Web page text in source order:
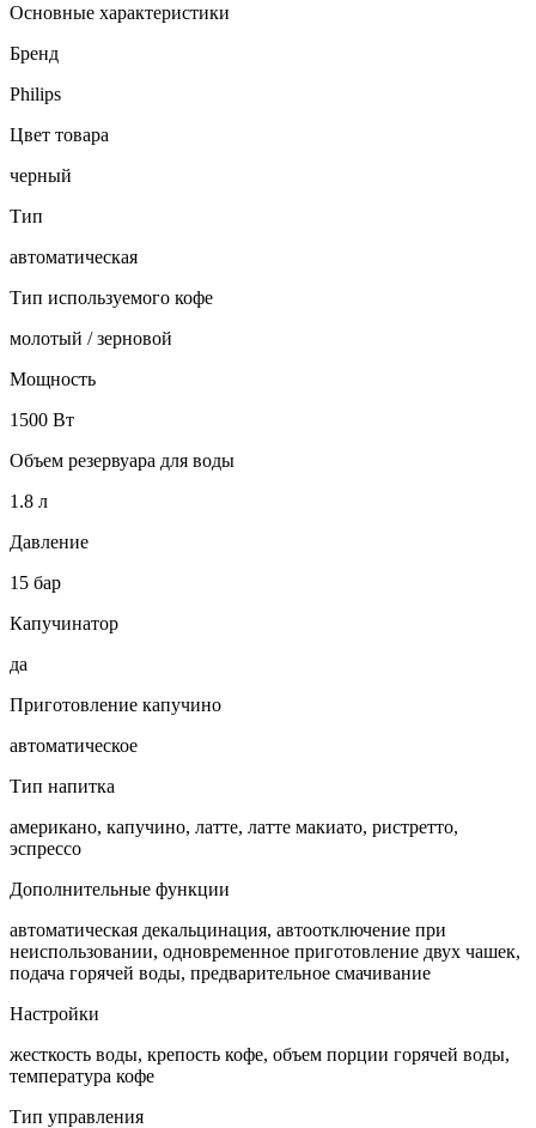
Основные характеристики
Бренд
Philips
Цвет товара
черный
Тип
автоматическая
Тип используемого кофе
молотый / зерновой
Мощность
1500 Вт
Объем резервуара для воды
1.8 л
Давление
15 бар
Капучинатор
да
Приготовление капучино
автоматическое
Тип напитка
американо, капучино, латте, латте макиато, ристретто,
эспрессо
Дополнительные функции
автоматическая декальцинация, автоотключение при
неиспользовании, одновременное приготовление двух чашек,
подача горячей воды, предварительное смачивание
Настройки
жесткость воды, крепость кофе, объем порции горячей воды,
температура кофе
Тип управления